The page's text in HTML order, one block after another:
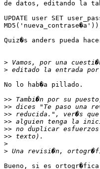
de datos, editando la
UPDATE user SET
Quiz�s anders pueda
>
>
No lo hab�a pillado.
>>
>>
>>
>>
>>
>>
>
>
Bueno, si es